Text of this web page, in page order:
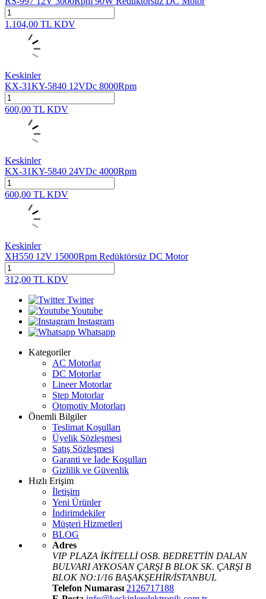
1.104,00 TL KDV
Keskinler
KX-31KY-5840 12VDc 8000Rpm
600,00 TL KDV
Keskinler
KX-31KY-5840 24VDc 4000Rpm
600,00 TL KDV
Keskinler
XH550 12V 15000Rpm Redüktörsüz DC Motor
312,00 TL KDV
Twitter
Youtube
Instagram
Whatsapp
Kategoriler
AC Motorlar
DC Motorlar
Lineer Motorlar
Step Motorlar
Otomotiv Motorları
Önemli Bilgiler
Teslimat Koşulları
Üyelik Sözleşmesi
Satış Sözleşmesi
Garanti ve İade Koşulları
Gizlilik ve Güvenlik
Hızlı Erişim
İletişim
Yeni Ürünler
İndirimdekiler
Müşteri Hizmetleri
BLOG
Adres
VIP PLAZA İKİTELLİ OSB. BEDRETTİN DALAN
BULVARI AYKOSAN ÇARŞI B BLOK SK. ÇARŞI B
BLOK NO:1/16 BAŞAKŞEHİR/İSTANBUL
Telefon Numarası 2126717188